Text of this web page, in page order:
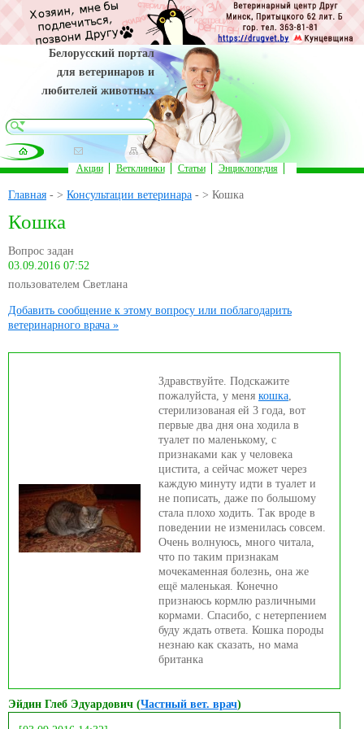
Белорусский портал
для ветеринаров и
любителей животных
Главная - > Консультации ветеринара - > Кошка
Кошка
Вопрос задан
03.09.2016 07:52
пользователем Светлана
Добавить сообщение к этому вопросу или поблагодарить
ветеринарного врача »
Здравствуйте. Подскажите
пожалуйста, у меня кошка,
стерилизованая ей 3 года, вот
первые два дня она ходила в
туалет по маленькому, с
признаками как у человека
цистита, а сейчас может через
каждую минуту идти в туалет и
не пописать, даже по большому
стала плохо ходить. Так вроде в
поведении не изменилась совсем.
Очень волнуюсь, много читала,
что по таким признакам
мочекаменная болезнь, она же
ещё маленькая. Конечно
признаюсь кормлю различными
кормами. Спасибо, с нетерпением
буду ждать ответа. Кошка породы
незнаю как сказать, но мама
британка
Эйдин Глеб Эдуардович (Частный вет. врач)
Акции Ветклиники Статьи Энциклопедия